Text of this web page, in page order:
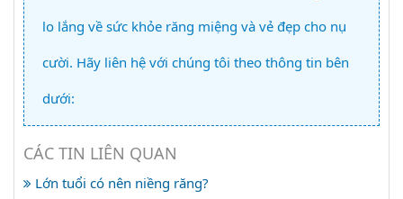
lo lắng về sức khỏe răng miệng và vẻ đẹp cho nụ
cười. Hãy liên hệ với chúng tôi theo thông tin bên
dưới:
CÁC TIN LIÊN QUAN
Lớn tuổi có nên niềng răng?